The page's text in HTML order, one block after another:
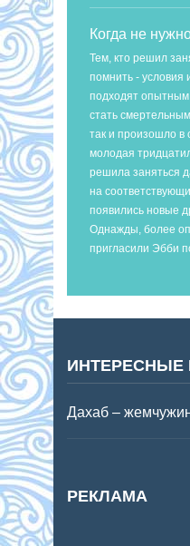
Когда не
Тем, кто решил
помнить - условия
подходят опытным
стать
так и произошло в
молодая
решила заняться
на
появились новые
Однажды, более
пригласили Эбби
ИНТЕРЕСНЫЕ
Дахаб –
РЕКЛАМА